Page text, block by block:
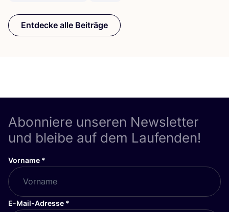
Entdecke alle Beiträge
Abonniere unseren Newsletter
und bleibe auf dem Laufenden!
Vorname *
E-Mail-Adresse *